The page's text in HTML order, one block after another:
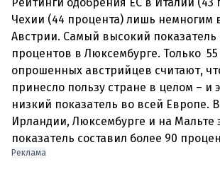
Чехии (44 процента) лишь немногим
Австрии. Самый высокий показатель
процентов в Люксембурге. Только
опрошенных австрийцев считают,
принесло пользу стране в целом – и
низкий показатель во всей Европе.
Ирландии, Люксембурге и на Мальте
Реклама